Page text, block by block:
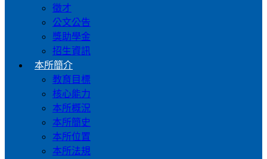
徵才
公文公告
獎助學金
招生資訊
本所簡介
教育目標
核心能力
本所概況
本所簡史
本所位置
本所法規